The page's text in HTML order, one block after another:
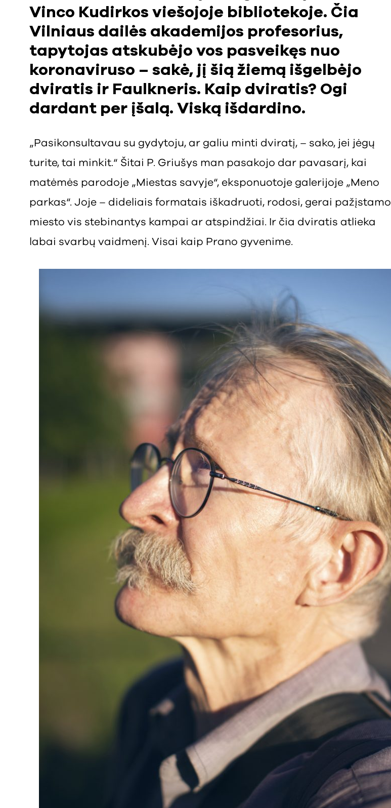
Vinco Kudirkos viešojoje bibliotekoje. Čia
Vilniaus dailės akademijos profesorius,
tapytojas atskubėjo vos pasveikęs nuo
koronaviruso – sakė, jį šią žiemą išgelbėjo
dviratis ir Faulkneris. Kaip dviratis? Ogi
dardant per įšalą. Viską išdardino.
„Pasikonsultavau su gydytoju, ar galiu minti dviratį, – sako, jei jėgų
turite, tai minkit.“ Šitai P. Griušys man pasakojo dar pavasarį, kai
matėmės parodoje „Miestas savyje“, eksponuotoje galerijoje „Meno
parkas“. Joje – dideliais formatais iškadruoti, rodosi, gerai pažįstamo
miesto vis stebinantys kampai ar atspindžiai. Ir čia dviratis atlieka
labai svarbų vaidmenį. Visai kaip Prano gyvenime.